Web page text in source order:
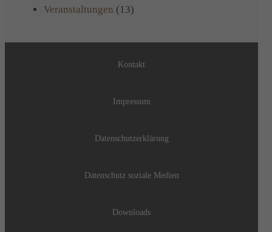
Veranstaltungen (13)
Kontakt
Impressum
Datenschutzerklärung
Datenschutz soziale Medien
Downloads